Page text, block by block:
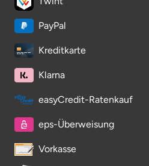
PayPal
Kreditkarte
Klarna
easyCredit-Ratenkauf
eps-Überweisung
Vorkasse